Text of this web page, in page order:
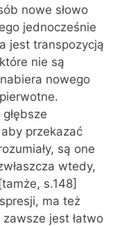
nowe słowo
jednocześnie
jest transpozycją
nie są
nowego
przekazać
są one
wtedy,
s.148]
ma też
jest łatwo